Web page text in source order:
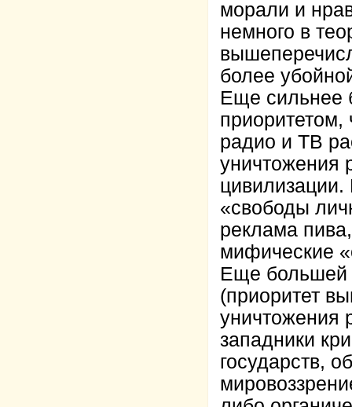
морали и
немного в
более
Еще сильнее
приоритетом,
радио и ТВ
уничтожения
«свободы
реклама
мифические
Еще большей
(приоритет
уничтожения
западники
государств,